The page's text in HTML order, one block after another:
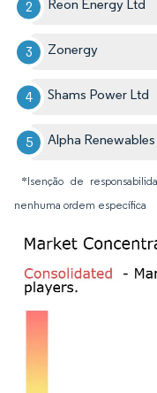
Reon Energy Ltd
Zonergy
Shams Power Ltd
Alpha Renewables
*Isenção de
nenhuma ordem específica